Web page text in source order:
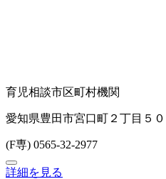
育児相談市区町村機関
愛知県豊田市宮口町２丁目５０
(F専) 0565-32-2977
詳細を見る